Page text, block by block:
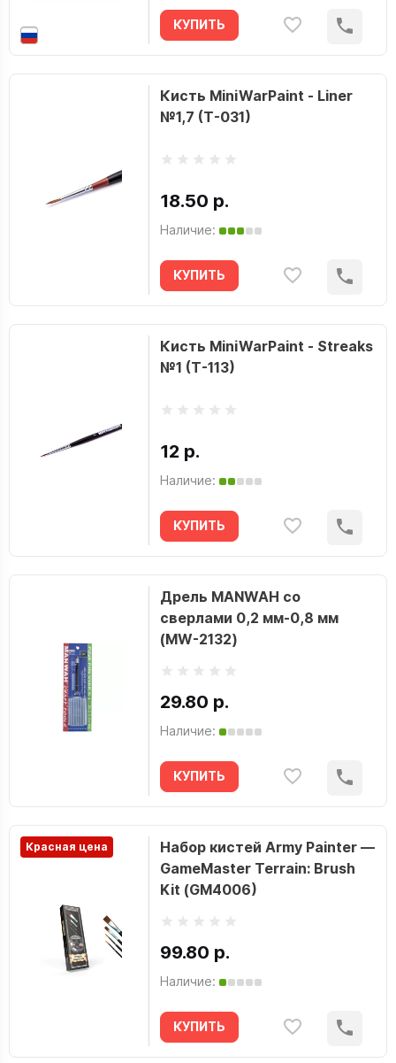
КУПИТЬ
Кисть MiniWarPaint - Liner
№1,7 (T-031)
18.50 р.
Наличие:
КУПИТЬ
Кисть MiniWarPaint - Streaks
№1 (T-113)
12 р.
Наличие:
КУПИТЬ
Дрель MANWAH со
сверлами 0,2 мм-0,8 мм
(MW-2132)
29.80 р.
Наличие:
КУПИТЬ
Красная цена
Набор кистей Army Painter —
GameMaster Terrain: Brush
Kit (GM4006)
99.80 р.
Наличие:
КУПИТЬ